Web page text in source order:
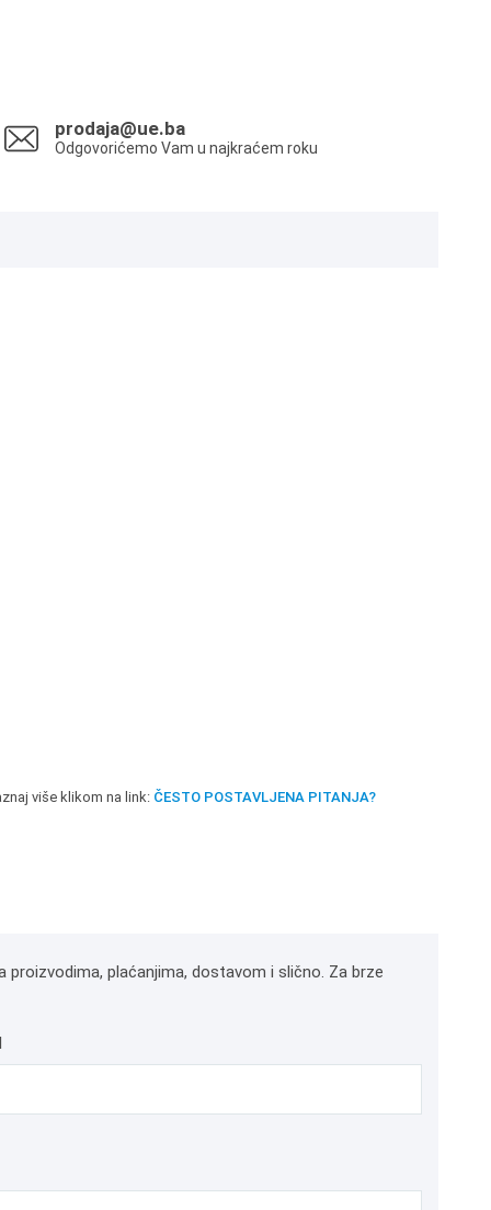
prodaja@ue.ba
Odgovorićemo Vam u najkraćem roku
više klikom na link: ČESTO POSTAVLJENA PITANJA?
plaćanjima, dostavom i slično. Za brze